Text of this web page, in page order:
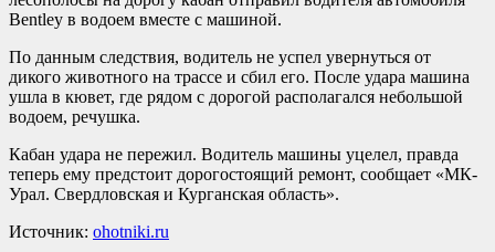
Bentley в водоем вместе с машиной.
По данным следствия, водитель не успел увернуться от
дикого животного на трассе и сбил его. После удара машина
ушла в кювет, где рядом с дорогой располагался небольшой
водоем, речушка.
Кабан удара не пережил. Водитель машины уцелел, правда
теперь ему предстоит дорогостоящий ремонт, сообщает «МК-
Урал. Свердловская и Курганская область».
Источник: ohotniki.ru